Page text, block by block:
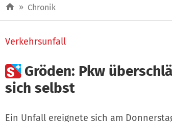
» Chronik
Verkehrsunfall
 Gröden: Pkw
sich selbst
Ein Unfall ereignete sich am